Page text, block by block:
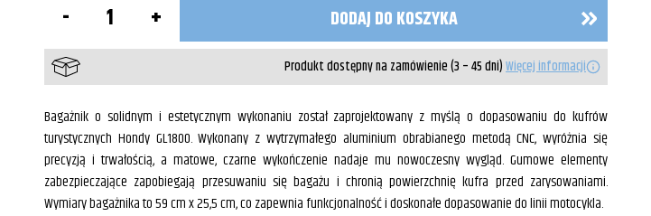
Bagażnik
kufer
DODAJ DO KOSZYKA
Produkt dostępny na zamówienie (3 – 45 dni)Więcej informacji
Bagażnik o solidnym i estetycznym wykonaniu został zaprojektowany z myślą o dopasowaniu do kufrów
turystycznych Hondy GL1800. Wykonany z wytrzymałego aluminium obrabianego metodą CNC, wyróżnia się
precyzją i trwałością, a matowe, czarne wykończenie nadaje mu nowoczesny wygląd. Gumowe elementy
zabezpieczające zapobiegają przesuwaniu się bagażu i chronią powierzchnię kufra przed zarysowaniami.
Wymiary bagażnika to 59 cm x 25,5 cm, co zapewnia funkcjonalność i doskonałe dopasowanie do linii motocykla.